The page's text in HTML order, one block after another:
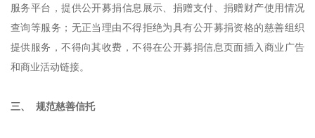
服务平台，提供公开募捐信息展示、捐赠支付、捐赠财产使用情况
查询等服务；无正当理由不得拒绝为具有公开募捐资格的慈善组织
提供服务，不得向其收费，不得在公开募捐信息页面插入商业广告
和商业活动链接。
三、 规范慈善信托